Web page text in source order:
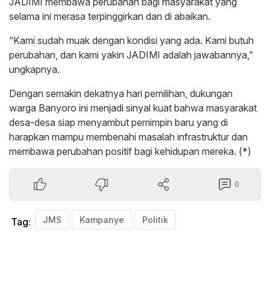
selama ini merasa terpinggirkan dan di abaikan.
“Kami sudah muak dengan kondisi yang ada. Kami butuh
perubahan, dan kami yakin JADIMI adalah jawabannya,”
ungkapnya.
Dengan semakin dekatnya hari pemilihan, dukungan
warga Banyoro ini menjadi sinyal kuat bahwa masyarakat
desa-desa siap menyambut pemimpin baru yang di
harapkan mampu membenahi masalah infrastruktur dan
membawa perubahan positif bagi kehidupan mereka. (*)
0
Tag: JMS Kampanye Politik